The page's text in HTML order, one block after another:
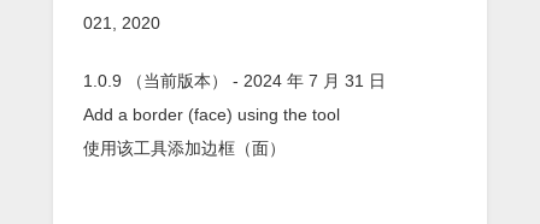
021, 2020
1.0.9 （当前版本） - 2024 年 7 月 31 日
Add a border (face) using the tool
使用该工具添加边框（面）